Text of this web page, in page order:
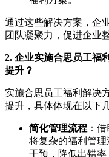
通过这些解决方案，企
团队凝聚力，促进企业
2. 企业实施合思员工福
提升？
实施合思员工福利解决
提升，具体体现在以下
简化管理流程 ：
将复杂的福利管
干预，降低出错率